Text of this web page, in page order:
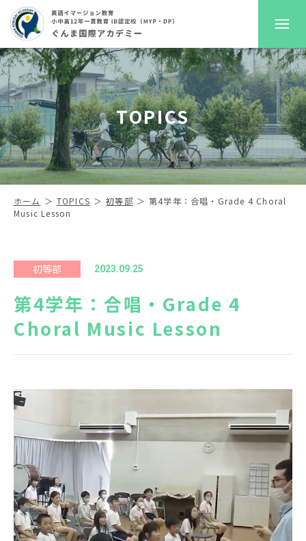
GKAについて
プレスクール
初等部
中高等部
進路サポート
News Topics
保護者専用ページ
卒業生・転出された方
情報公開
プライバシーポリシー
TOPICS
ホーム TOPICS 初等部
第4学年：合唱・Grade 4 Choral
Music Lesson
2023.09.25
初等部
第4学年：合唱・Grade 4
Choral Music Lesson